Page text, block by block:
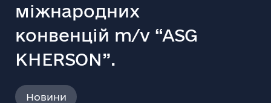
міжнародних
конвенцій m/v “ASG
KHERSON”.
Новини